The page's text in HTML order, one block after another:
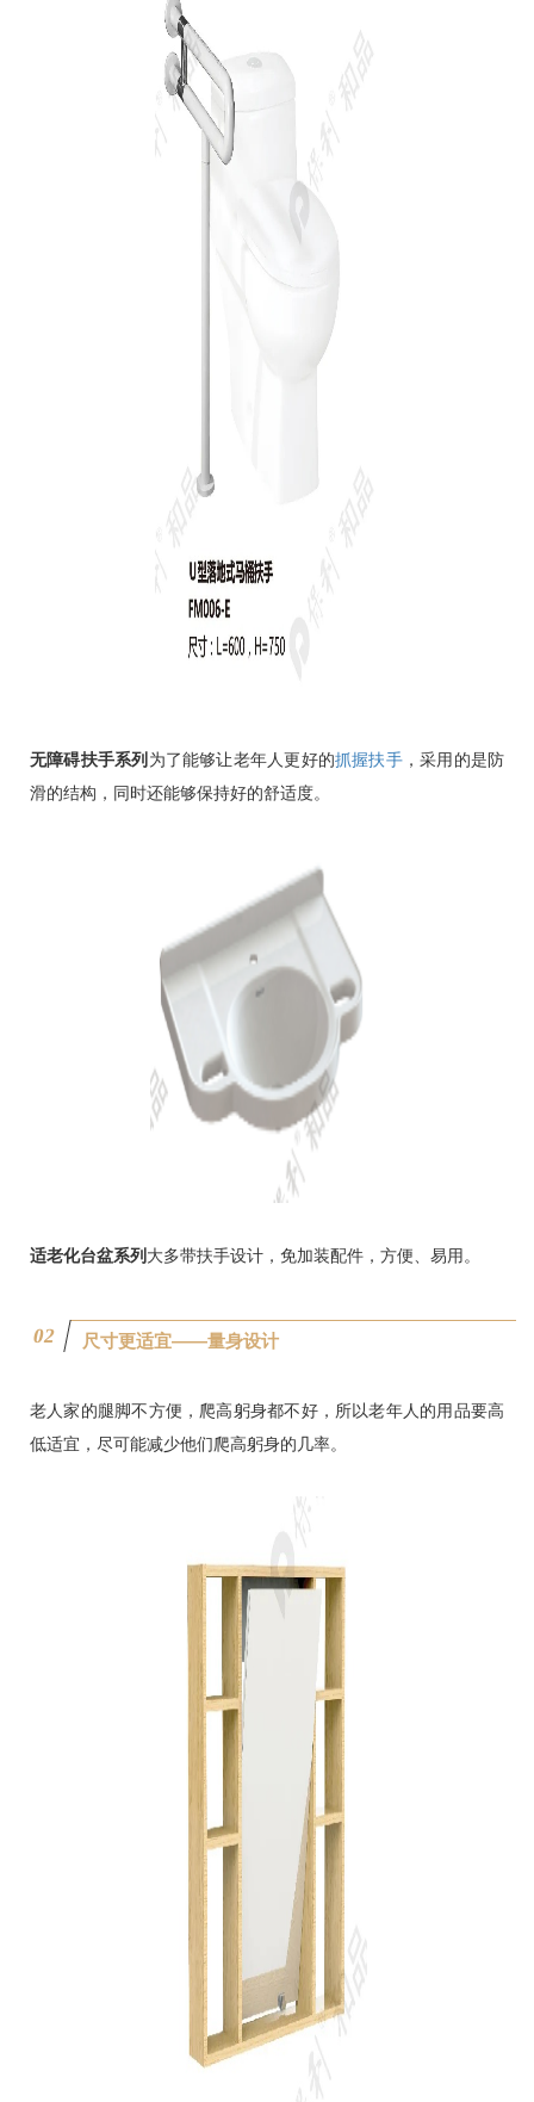
无障碍扶手系列 为了能够让老年人更好的抓握扶手，采用的是防
滑的结构，同时还能够保持好的舒适度。
适老化台盆系列 大多带扶手设计，免加装配件，方便、易用。
02 尺寸更适宜——量身设计
老人家的腿脚不方便，爬高躬身都不好，所以老年人的用品要高
低适宜，尽可能减少他们爬高躬身的几率。